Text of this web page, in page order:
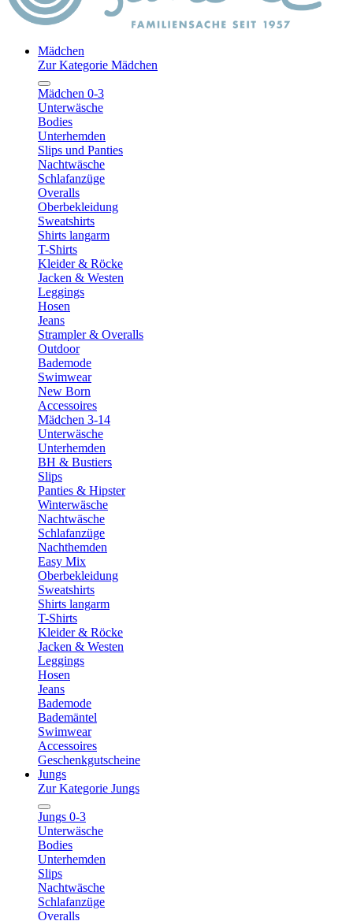
Mädchen
Zur Kategorie Mädchen
Mädchen 0-3
Unterwäsche
Bodies
Unterhemden
Slips und Panties
Nachtwäsche
Schlafanzüge
Overalls
Oberbekleidung
Sweatshirts
Shirts langarm
T-Shirts
Kleider & Röcke
Jacken & Westen
Leggings
Hosen
Jeans
Strampler & Overalls
Outdoor
Bademode
Swimwear
New Born
Accessoires
Mädchen 3-14
Unterwäsche
Unterhemden
BH & Bustiers
Slips
Panties & Hipster
Winterwäsche
Nachtwäsche
Schlafanzüge
Nachthemden
Easy Mix
Oberbekleidung
Sweatshirts
Shirts langarm
T-Shirts
Kleider & Röcke
Jacken & Westen
Leggings
Hosen
Jeans
Bademode
Bademäntel
Swimwear
Accessoires
Geschenkgutscheine
Jungs
Zur Kategorie Jungs
Jungs 0-3
Unterwäsche
Bodies
Unterhemden
Slips
Nachtwäsche
Schlafanzüge
Overalls